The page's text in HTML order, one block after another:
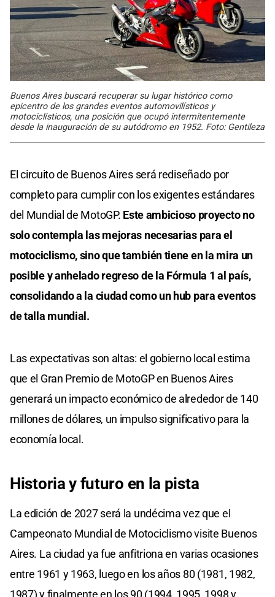
Buenos Aires buscará recuperar su lugar histórico como
epicentro de los grandes eventos automovilísticos y
motociclísticos, una posición que ocupó intermitentemente
desde la inauguración de su autódromo en 1952. Foto: Gentileza
El circuito de Buenos Aires será rediseñado por
completo para cumplir con los exigentes estándares
del Mundial de MotoGP. Este ambicioso proyecto no
solo contempla las mejoras necesarias para el
motociclismo, sino que también tiene en la mira un
posible y anhelado regreso de la Fórmula 1 al país,
consolidando a la ciudad como un hub para eventos
de talla mundial.
Las expectativas son altas: el gobierno local estima
que el Gran Premio de MotoGP en Buenos Aires
generará un impacto económico de alrededor de 140
millones de dólares, un impulso significativo para la
economía local.
Historia y futuro en la pista
La edición de 2027 será la undécima vez que el
Campeonato Mundial de Motociclismo visite Buenos
Aires. La ciudad ya fue anfitriona en varias ocasiones
entre 1961 y 1963, luego en los años 80 (1981, 1982,